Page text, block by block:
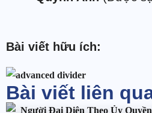
Bài viết hữu ích:
Bài viết liên